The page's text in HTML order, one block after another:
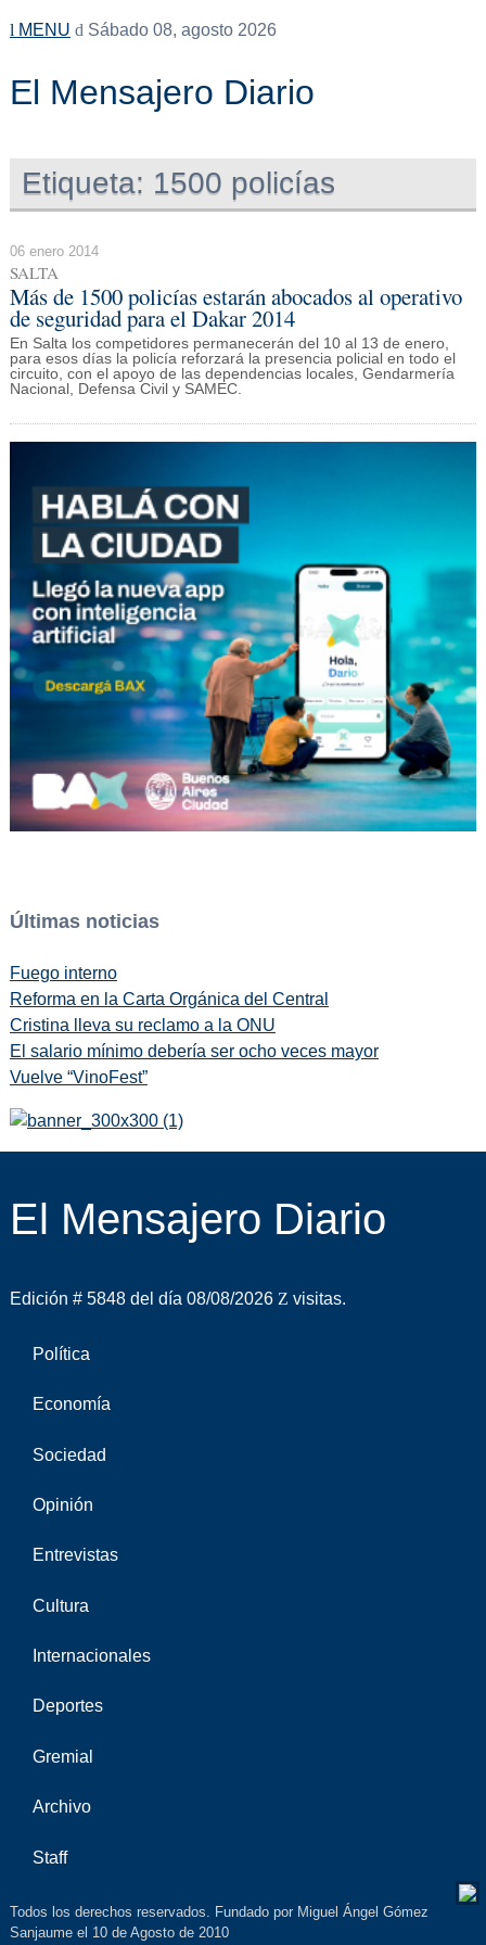
MENU Sábado 08, agosto 2026
El Mensajero Diario
Etiqueta: 1500 policías
06 enero 2014
SALTA
Más de 1500 policías estarán abocados al operativo
de seguridad para el Dakar 2014
En Salta los competidores permanecerán del 10 al 13 de enero,
para esos días la policía reforzará la presencia policial en todo el
circuito, con el apoyo de las dependencias locales, Gendarmería
Nacional, Defensa Civil y SAMEC.
Últimas noticias
Fuego interno
Reforma en la Carta Orgánica del Central
Cristina lleva su reclamo a la ONU
El salario mínimo debería ser ocho veces mayor
Vuelve “VinoFest”
El Mensajero Diario
Edición # 5848 del día 08/08/2026 visitas.
Política
Economía
Sociedad
Opinión
Entrevistas
Cultura
Internacionales
Deportes
Gremial
Archivo
Staff
Todos los derechos reservados. Fundado por Miguel Ángel Gómez
Sanjaume el 10 de Agosto de 2010